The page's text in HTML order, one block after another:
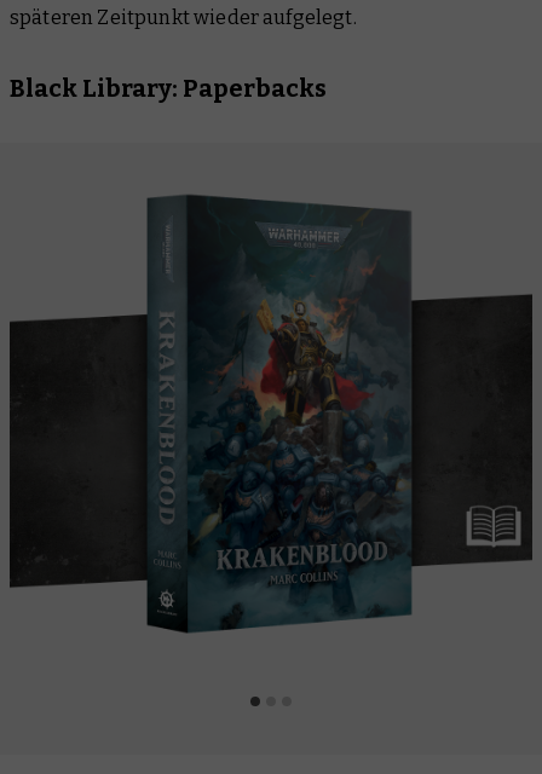
späteren Zeitpunkt wieder aufgelegt.
Black Library: Paperbacks